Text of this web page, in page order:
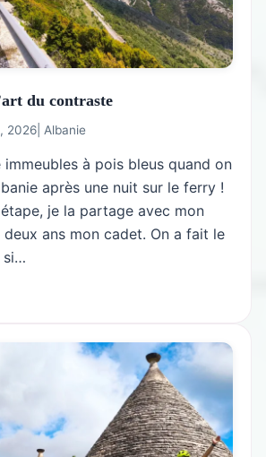
du contraste
2026 Albanie
immeubles à pois bleus quand on
après une nuit sur le ferry !
je la partage avec mon
ans mon cadet. On a fait le
si…